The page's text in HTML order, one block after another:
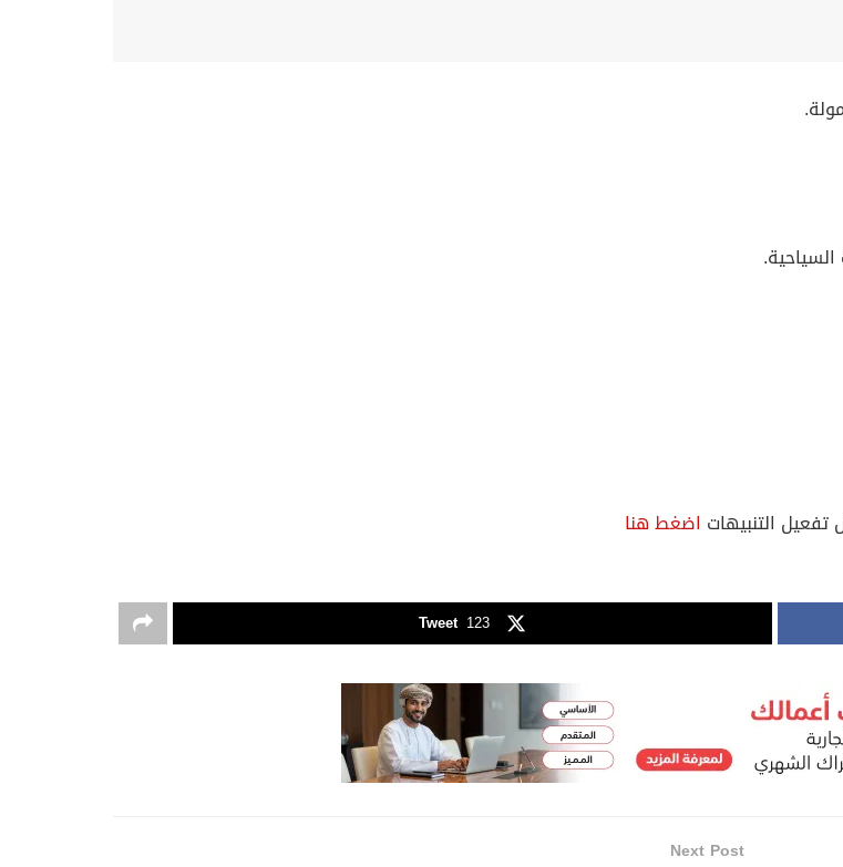
تفعيل التنبيهات اضغط هنا
Tweet 123
Next Post